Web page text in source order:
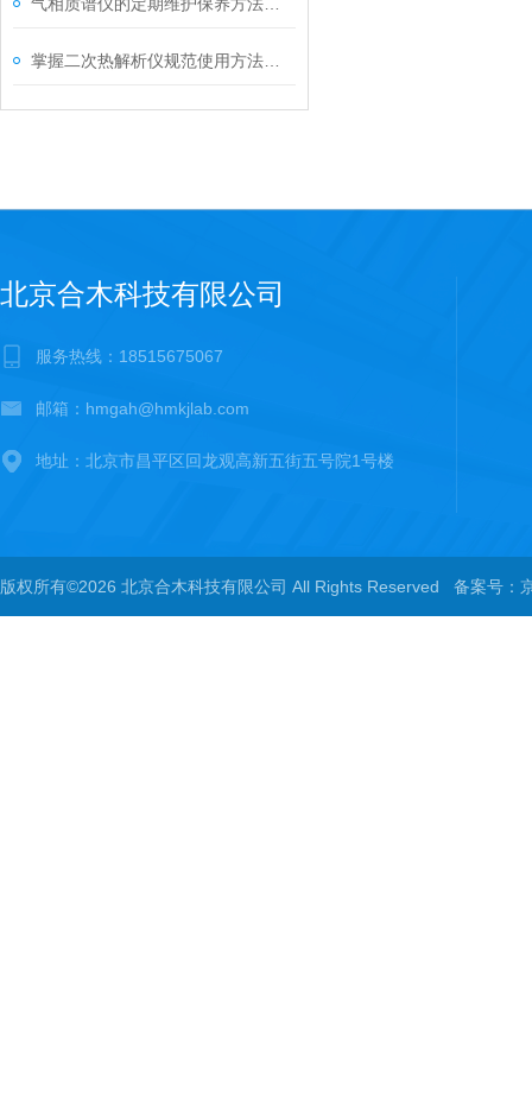
北京合木科技有限公司
服务热线：18515675067
邮箱：hmgah@hmkjlab.com
地址：北京市昌平区回龙观高新五街五号院1号楼
版权所有©2026 北京合木科技有限公司 All Rights Reserved 备案号：